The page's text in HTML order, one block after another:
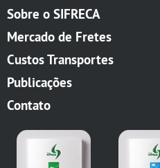
Sobre o SIFRECA
Mercado de Fretes
Custos Transportes
Publicações
Contato